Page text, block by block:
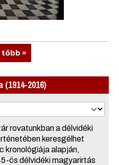
több »
(1914-2016)
rovatunkban a délvidéki
keresgélhet
kronológiája alapján,
ös délvidéki magyarirtás